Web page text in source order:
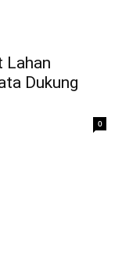
Lahan
Dukung
0